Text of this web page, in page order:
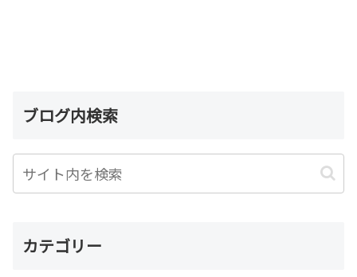
ブログ内検索
カテゴリー